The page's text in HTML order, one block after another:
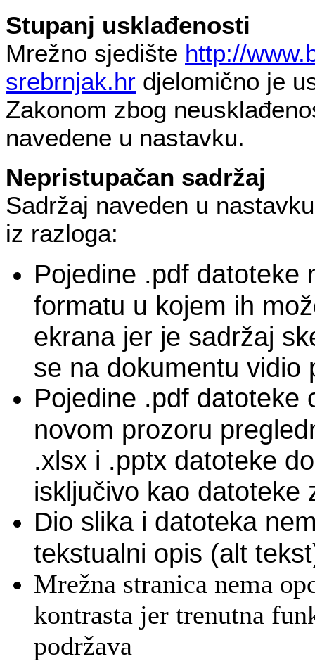
Stupanj usklađenosti
Mrežno sjedište http://
srebrnjak.hr djelomično je
Zakonom zbog
navedene u nastavku.
Nepristupačan sadržaj
Sadržaj naveden u
iz razloga:
Pojedine .pdf datoteke
formatu u kojem ih
ekrana jer je sadržaj
se na dokumentu vidio
Pojedine .pdf datoteke
novom prozoru
.xlsx i .pptx datoteke
isključivo kao datoteke
Dio slika i datoteka
tekstualni opis (alt
Mrežna stranica nema
kontrasta jer trenutna
podržava